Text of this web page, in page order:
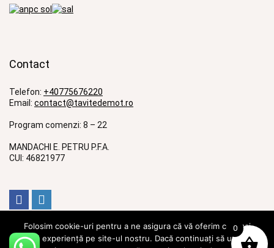
Contact
Telefon: +40775676220
Email: contact@tavitedemot.ro
Program comenzi: 8 – 22
MANDACHI E. PETRU P.F.A.
CUI: 46821977
0
Folosim cookie-uri pentru a ne asigura că vă oferim cea mai
bună experiență pe site-ul nostru. Dacă continuați să utilizați